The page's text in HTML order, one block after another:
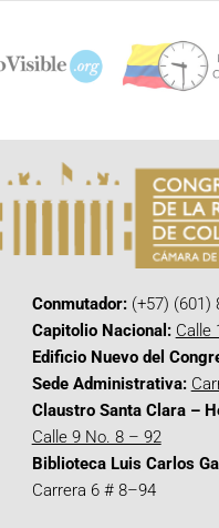
Conmutador:(+57) (601)
Capitolio Nacional: Calle
Edificio Nuevo del
Sede Administrativa:
Claustro Santa Clara –
Calle 9 No. 8 – 92
Biblioteca Luis Carlos
Carrera 6 # 8–94